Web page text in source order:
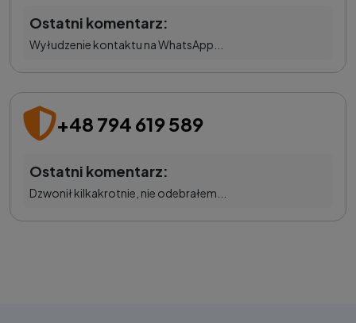
Ostatni komentarz:
Wyłudzenie kontaktu na WhatsApp...
+48 794 619 589
Ostatni komentarz:
Dzwonił kilkakrotnie, nie odebrałem...